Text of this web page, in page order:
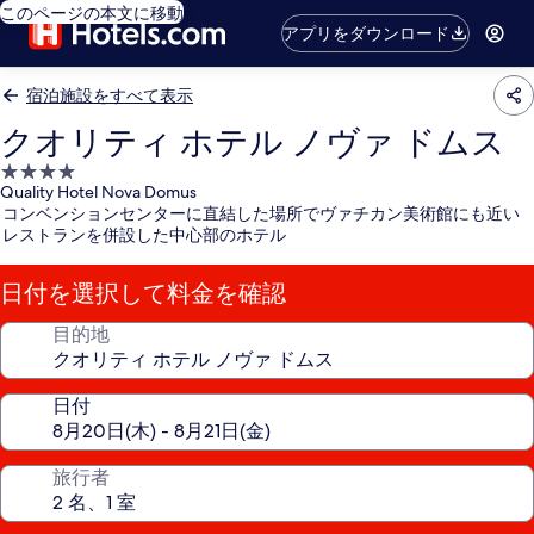
このページの本文に移動
アプリをダウンロード
宿泊施設をすべて表示
クオリティ ホテル ノヴァ ドムス
4.0
つ
星
泊
施
設
Quality Hotel Nova Domus
コンベンションセンターに直結した場所でヴァチカン美術館にも近い
レストランを併設した中心部のホテル
日付を選択して料金を確認
目的地
日付
旅行者